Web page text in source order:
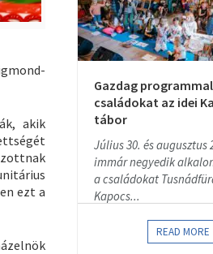
akik
ezt a
Gazdag
családokat az idei
tábor
Július 30. és augusztus
immár negyedik
a családokat
Kapocs...
READ MORE